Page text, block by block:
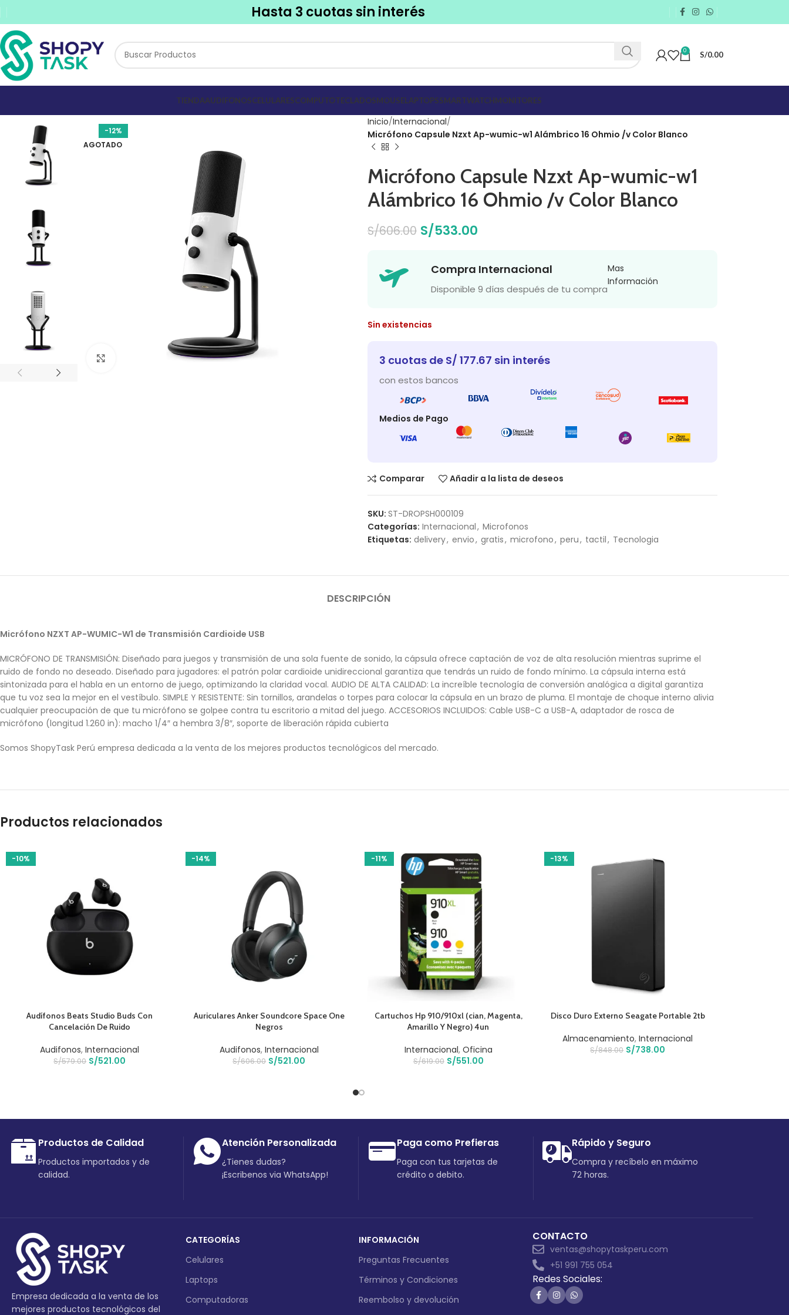
Hasta 3 cuotas sin interés
0 S/0.00
TIENDAAUDIFONOSCELULARESCOMPUTOTECLADOSMOUSELAPTOPSSMARTWATCHMONITORES
-12%
AGOTADO
Click to enlarge
Inicio Internacional
Micrófono Capsule Nzxt Ap-wumic-w1 Alámbrico 16 Ohmio /v Color Blanco
Micrófono Capsule Nzxt Ap-wumic-w1
Alámbrico 16 Ohmio /v Color Blanco
S/606.00 S/533.00
Compra Internacional
Disponible 9 días después de tu compra
Mas
Información
Sin existencias
3 cuotas de S/ 177.67 sin interés
con estos bancos
Medios de Pago
Comparar Añadir a la lista de deseos
SKU: ST-DROPSH000109
Categorías: Internacional, Microfonos
Etiquetas: delivery, envio, gratis, microfono, peru, tactil, Tecnologia
DESCRIPCIÓN
Micrófono NZXT AP-WUMIC-W1 de Transmisión Cardioide USB
MICRÓFONO DE TRANSMISIÓN: Diseñado para juegos y transmisión de una sola fuente de sonido, la cápsula ofrece captación de voz de alta resolución mientras suprime el
ruido de fondo no deseado. Diseñado para jugadores: el patrón polar cardioide unidireccional garantiza que tendrás un ruido de fondo mínimo. La cápsula interna está
sintonizada para el habla en un entorno de juego, optimizando la claridad vocal. AUDIO DE ALTA CALIDAD: La increíble tecnología de conversión analógica a digital garantiza
que tu voz sea la mejor en el vestíbulo. SIMPLE Y RESISTENTE: Sin tornillos, arandelas o torpes para colocar la cápsula en un brazo de pluma. El montaje de choque interno alivia
cualquier preocupación de que tu micrófono se golpee contra tu escritorio a mitad del juego. ACCESORIOS INCLUIDOS: Cable USB-C a USB-A, adaptador de rosca de
micrófono (longitud 1.260 in): macho 1/4″ a hembra 3/8″, soporte de liberación rápida cubierta
Somos ShopyTask Perú empresa dedicada a la venta de los mejores productos tecnológicos del mercado.
Productos relacionados
-10%
AÑADIR AL CARRITO
Audífonos Beats Studio Buds Con
Cancelación De Ruido
Audifonos,Internacional
S/579.00 S/521.00
-14%
AÑADIR AL CARRITO
Auriculares Anker Soundcore Space One
Negros
Audifonos, Internacional
S/606.00 S/521.00
-11%
AÑADIR AL CARRITO
Cartuchos Hp 910/910xl (cian, Magenta,
Amarillo Y Negro) 4un
Internacional, Oficina
S/619.00 S/551.00
-13%
AÑADIR AL CARRITO
Disco Duro Externo Seagate Portable 2tb
Almacenamiento,Internacional
S/848.00 S/738.00
Productos de Calidad
Productos importados y de
calidad.
Atención Personalizada
¿Tienes dudas?
¡Escribenos via WhatsApp!
Paga como Prefieras
Paga con tus tarjetas de
crédito o debito.
Rápido y Seguro
Compra y recíbelo en máximo
72 horas.
Empresa dedicada a la venta de los
mejores productos tecnológicos del
CATEGORÍAS
Celulares
Laptops
Computadoras
INFORMACIÓN
Preguntas Frecuentes
Términos y Condiciones
Reembolso y devolución
CONTACTO
ventas@shopytaskperu.com
+51 991 755 054
Redes Sociales: